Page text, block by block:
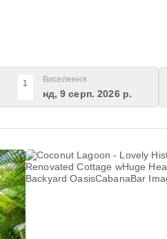
1 Виселення
нд, 9 серп. 2026 р.